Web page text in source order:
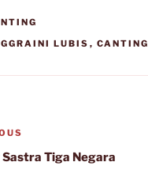
LUBIS , CANTING
Sastra Tiga Negara